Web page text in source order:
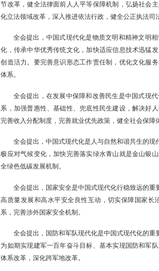
节改革，健全法律面前人人平等保障机制，弘扬社会
化立法领域改革，深入推进依法行政，健全公正执法司
全会提出，中国式现代化是物质文明和精神文明
化，传承中华优秀传统文化，加快适应信息技术迅猛
创造活力。要完善意识形态工作责任制，优化文化服
体系。
全会提出，在发展中保障和改善民生是中国式现
系，加强普惠性、基础性、兜底性民生建设，解决好
完善收入分配制度，完善就业优先政策，健全社会保障
全会提出，中国式现代化是人与自然和谐共生的
极应对气候变化，加快完善落实绿水青山就是金山银
全绿色低碳发展机制。
全会提出，国家安全是中国式现代化行稳致远的
高质量发展和高水平安全良性互动，切实保障国家
系，完善涉外国家安全机制。
全会提出，国防和军队现代化是中国式现代化的重
为如期实现建军一百年奋斗目标、基本实现国防和军
体系改革，深化跨军地改革。